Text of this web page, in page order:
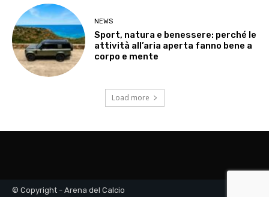
NEWS
Sport, natura e benessere: perché le
attività all’aria aperta fanno bene a
corpo e mente
Load more
© Copyright - Arena del Calcio